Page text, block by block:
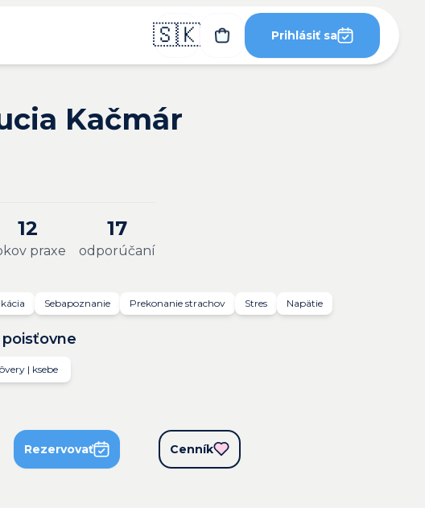
🇸🇰 Prihlásiť sa
Kačmár
12
praxe
17
odporúčaní
Sebapoznanie Prekonanie strachov Stres Napätie
| ksebe
Rezervovať Cenník